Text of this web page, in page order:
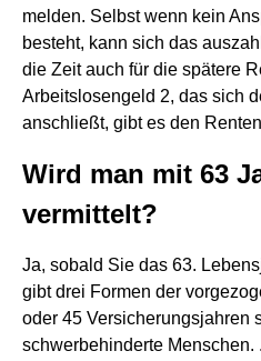
melden. Selbst wenn kein
besteht, kann sich das
die Zeit auch für die spätere
Arbeitslosengeld 2, das sich
anschließt, gibt es den
Wird man mit 63
vermittelt?
Ja, sobald Sie das 63.
gibt drei Formen der
oder 45 Versicherungsjahren
schwerbehinderte Menschen.